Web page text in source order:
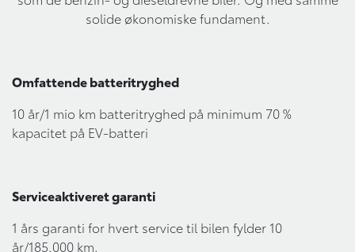
solide økonomiske fundament.
Omfattende batteritryghed
10 år/1 mio km batteritryghed på minimum 70 %
kapacitet på EV-batteri
Serviceaktiveret garanti
1 års garanti for hvert service til bilen fylder 10
år/185.000 km.